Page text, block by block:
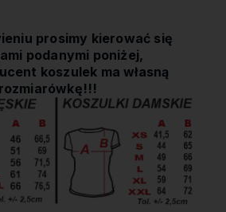
prosimy kierować się
podanymi poniżej,
koszulek ma własną
rozmiarówkę!!!